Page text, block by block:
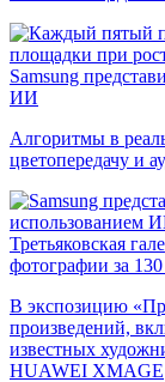
Samsung
ИИ
Алгоритмы в
цветопередачу и
Третьяковская
фотографии за 130
В экспозицию
произведений,
известных
HUAWEI XMAGE